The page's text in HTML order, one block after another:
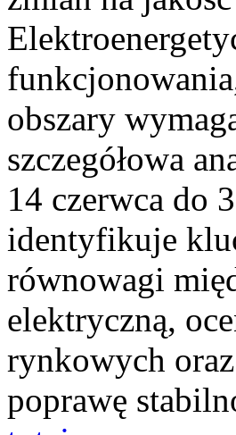
obszary
szczegółowa
14 czerwca do
identyfikuje
równowagi
elektryczną,
rynkowych oraz
poprawę